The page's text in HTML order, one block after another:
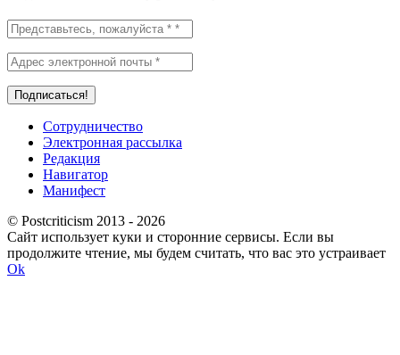
Сотрудничество
Электронная рассылка
Редакция
Навигатор
Манифест
© Postcriticism 2013 - 2026
Сайт использует куки и сторонние сервисы. Если вы
продолжите чтение, мы будем считать, что вас это устраивает
Ok